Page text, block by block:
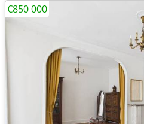
€850 000